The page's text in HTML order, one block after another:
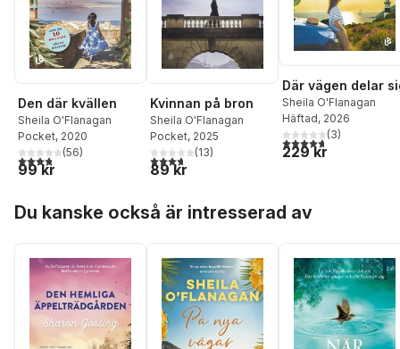
Den där kvällen
Sheila O'Flanagan
Pocket, 2020
3,8utav 5 stjärnor. Totalt antal röster:
(56)
99 kr
Kvinnan på bron
Sheila O'Flanagan
Pocket, 2025
3,7utav 5 stjärnor. Totalt antal röster:
(13)
89 kr
Där vägen delar
Sheila O'Flanagan
Häftad, 2026
4,7utav 5 stjärnor.
(3)
229 kr
Du kanske också är intresserad av